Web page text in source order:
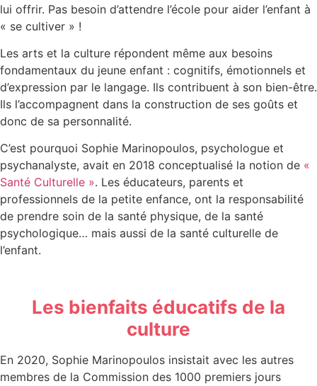
lui offrir. Pas besoin d’attendre l’école pour aider l’enfant à
« se cultiver » !
Les arts et la culture répondent même aux besoins
fondamentaux du jeune enfant : cognitifs, émotionnels et
d’expression par le langage. Ils contribuent à son bien-être.
Ils l’accompagnent dans la construction de ses goûts et
donc de sa personnalité.
C’est pourquoi Sophie Marinopoulos, psychologue et
psychanalyste, avait en 2018 conceptualisé la notion de «
Santé Culturelle ». Les éducateurs, parents et
professionnels de la petite enfance, ont la responsabilité
de prendre soin de la santé physique, de la santé
psychologique… mais aussi de la santé culturelle de
l’enfant.
Les bienfaits éducatifs de la
culture
En 2020, Sophie Marinopoulos insistait avec les autres
membres de la Commission des 1000 premiers jours